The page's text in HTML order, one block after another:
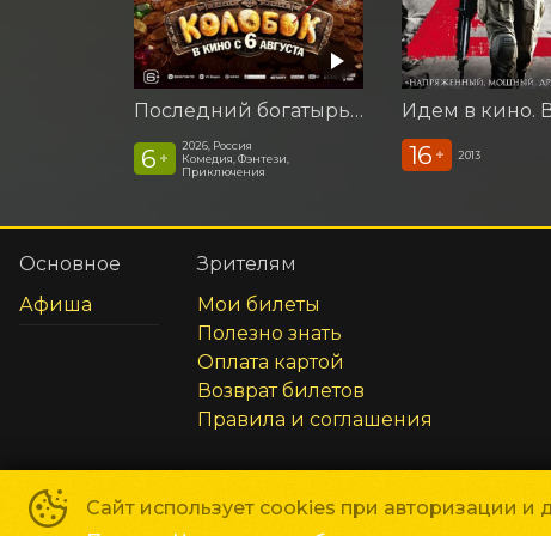
Последний богатырь. Колобок
6 +
2026, Россия
Комедия, Фэнтези,
Приключения
16 + 2013
Сайт использует cookies при авторизации и
Основное
Афиша
Зрителям
Мои билеты
Полезно знать
Оплата картой
Возврат билетов
Правила и соглашения